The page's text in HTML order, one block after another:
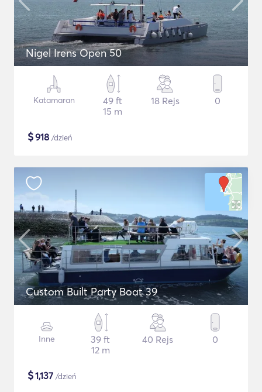
Nigel Irens Open 50
Katamaran
49 ft
15 m
18 Rejs 0
$918 /dzień
Custom Built Party Boat 39
Inne
39 ft
12 m
40 Rejs 0
$1,137 /dzień